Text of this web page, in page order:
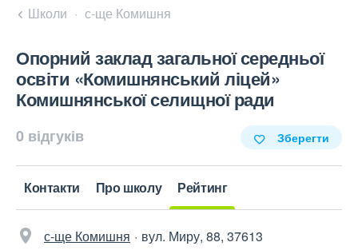
Школи с-ще Комишня
Опорний заклад загальної середньої
освіти «Комишнянський ліцей»
Комишнянської селищної ради
0 відгуків Зберегти
Контакти Про школу Рейтинг
с-ще Комишня
вул. Миру, 88, 37613